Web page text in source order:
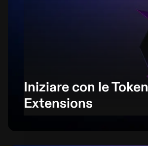
Iniziare con le Token
Extensions